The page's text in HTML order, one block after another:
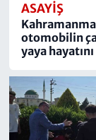
ASAYIŞ
otomobilin
yaya